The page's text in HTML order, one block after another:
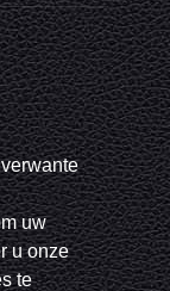
uw
u onze
te